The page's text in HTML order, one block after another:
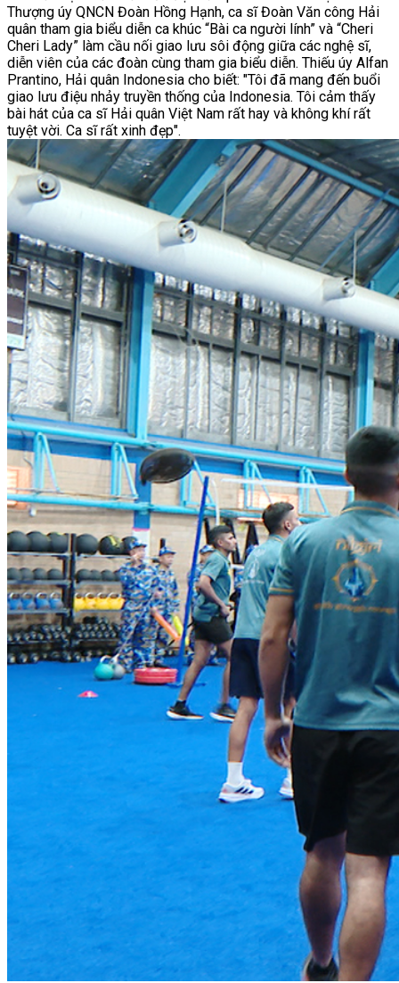
Thượng úy QNCN Đoàn Hồng Hạnh, ca sĩ Đoàn Văn công Hải
quân tham gia biểu diễn ca khúc “Bài ca người lính” và “Cheri
Cheri Lady” làm cầu nối giao lưu sôi động giữa các nghệ sĩ,
diễn viên của các đoàn cùng tham gia biểu diễn. Thiếu úy Alfan
Prantino, Hải quân Indonesia cho biết: "Tôi đã mang đến buổi
giao lưu điệu nhảy truyền thống của Indonesia. Tôi cảm thấy
bài hát của ca sĩ Hải quân Việt Nam rất hay và không khí rất
tuyệt vời. Ca sĩ rất xinh đẹp".